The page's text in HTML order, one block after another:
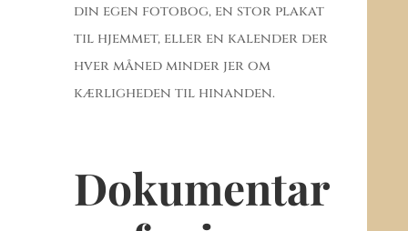
din egen fotobog, en stor plakat
til hjemmet, eller en kalender der
hver måned minder jer om
kærligheden til hinanden.
Dokumentar